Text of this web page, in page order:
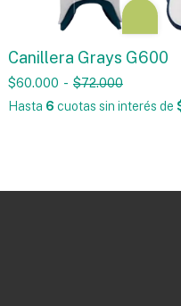
Canillera Grays G600
$60.000 - $72.000
Hasta 6 cuotas sin interés de